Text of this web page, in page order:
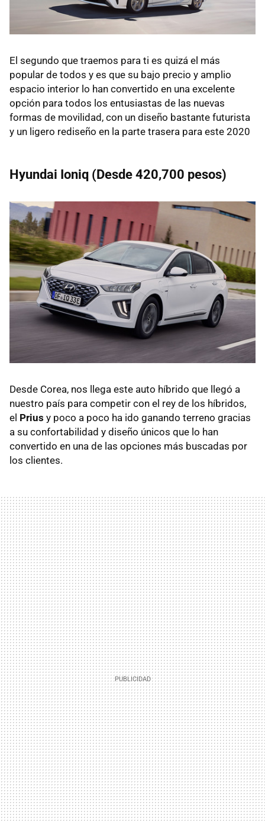
El segundo que traemos para ti es quizá el más
popular de todos y es que su bajo precio y amplio
espacio interior lo han convertido en una excelente
opción para todos los entusiastas de las nuevas
formas de movilidad, con un diseño bastante futurista
y un ligero rediseño en la parte trasera para este 2020
Hyundai Ioniq (Desde 420,700 pesos)
Desde Corea, nos llega este auto híbrido que llegó a
nuestro país para competir con el rey de los híbridos,
el Prius y poco a poco ha ido ganando terreno gracias
a su confortabilidad y diseño únicos que lo han
convertido en una de las opciones más buscadas por
los clientes.